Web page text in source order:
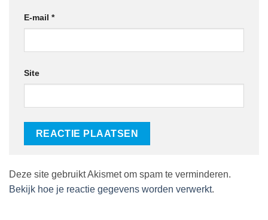
E-mail *
Site
Deze site gebruikt Akismet om spam te verminderen.
Bekijk hoe je reactie gegevens worden verwerkt.